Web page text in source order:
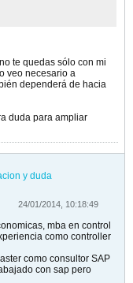
te quedas sólo con mi
veo necesario a
dependerá de hacia
duda para ampliar
y duda
24/01/2014, 10:18:49
mba en control
como controller
como consultor SAP
con sap pero